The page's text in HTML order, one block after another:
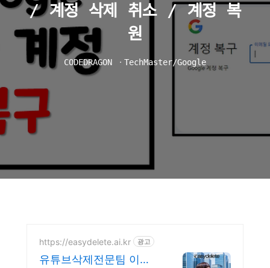
/ 계정 삭제 취소 / 계정 복
원
CODEDRAGON ㆍ TechMaster/Google
https://easydelete.ai.kr 광고
유튜브삭제전문팀 이지